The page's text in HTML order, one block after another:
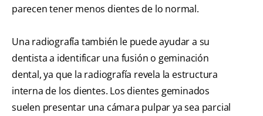
parecen tener menos dientes de lo normal.
Una radiografía también le puede ayudar a su
dentista a identificar una fusión o geminación
dental, ya que la radiografía revela la estructura
interna de los dientes. Los dientes geminados
suelen presentar una cámara pulpar ya sea parcial